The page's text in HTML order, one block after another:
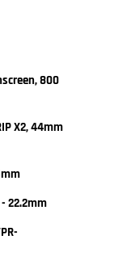
800
X2, 44mm
- 22.2mm